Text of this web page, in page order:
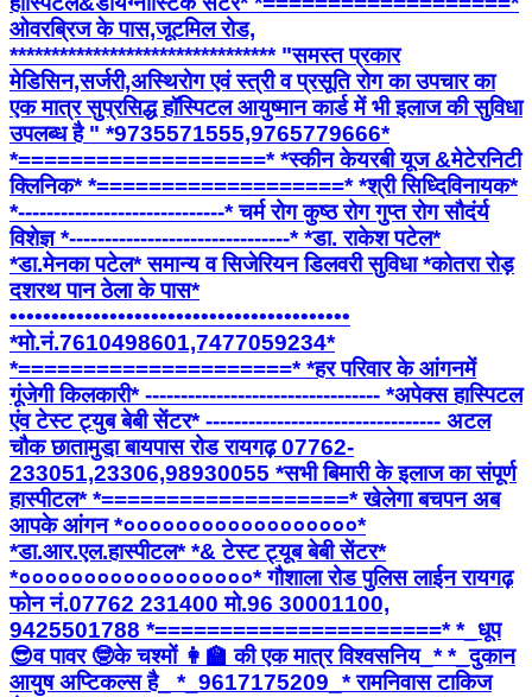
ओवरब्रिज के पास,जूटमिल रोड,
******************************** "समस्त प्रकार
मेडिसिन,सर्जरी,अस्थिरोग एवं स्त्री व प्रसूति रोग का उपचार का
एक मात्र सुप्रसिद्ध हॉस्पिटल आयुष्मान कार्ड में भी इलाज की सुविधा
उपलब्ध है " *9735571555,9765779666*
*===================* *स्कीन केयरबी यूज &मेटेरनिटी
क्लिनिक* *===================* *श्री सिध्दिविनायक*
*-----------------------------* चर्म रोग कुष्ठ रोग गुप्त रोग सौदंर्य
विशेज्ञ *-------------------------------* *डा. राकेश पटेल*
*डा.मेनका पटेल* समान्य व सिजेरियन डिलवरी सुविधा *कोतरा रोड़
दशरथ पान ठेला के पास*
•••••••••••••••••••••••••••••••••••••••••
*मो.नं.7610498601,7477059234*
*=====================* *हर परिवार के आंगनमें
गूंजेगी किलकारी* --------------------------------- *अपेक्स हास्पिटल
एंव टेस्ट ट्युब बेबी सेंटर* --------------------------------- अटल
चौक छातामुडा़ बायपास रोड रायगढ़ 07762-
233051,23306,98930055 *सभी बिमारी के इलाज का संपूर्ण
हास्पीटल* *===================* खेलेगा बचपन अब
आपके आंगन *००००००००००००००००००*
*डा.आर.एल.हास्पीटल* *& टेस्ट ट्यूब बेबी सेंटर*
*००००००००००००००००००* गौशाला रोड पुलिस लाईन रायगढ़
फोन नं.07762 231400 मो.96 30001100,
9425501788 *======================* *_धूप
😎व पावर 🤓के चश्मों 👩‍🏫 की एक मात्र विश्वसनिय_* *_दुकान
आयुष अप्टिकल्स है_ *_9617175209_* रामनिवास टाकिज